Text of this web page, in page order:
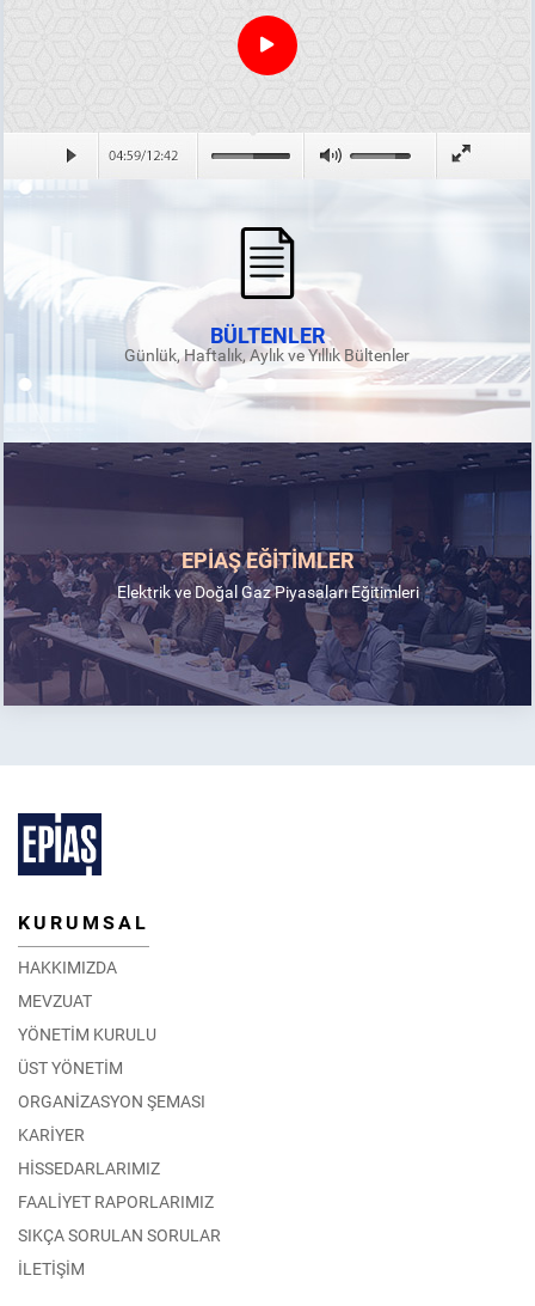
BÜLTENLER
Günlük, Haftalık, Aylık ve Yıllık Bültenler
EPİAŞ EĞİTİMLER
Elektrik ve Doğal Gaz Piyasaları Eğitimleri
KURUMSAL
HAKKIMIZDA
MEVZUAT
YÖNETİM KURULU
ÜST YÖNETİM
ORGANİZASYON ŞEMASI
KARİYER
HİSSEDARLARIMIZ
FAALİYET RAPORLARIMIZ
SIKÇA SORULAN SORULAR
İLETİŞİM